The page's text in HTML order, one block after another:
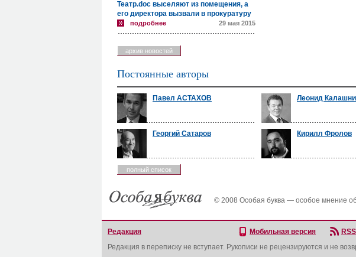
Театр.doc выселяют из помещения, а
его директора вызвали в прокуратуру
подробнее 29 мая 2015
архив новостей
Постоянные авторы
Павел АСТАХОВ Леонид
Георгий Сатаров Кирилл Фролов
полный список
© 2008 Особая буква — особое мнение
Редакция Мобильная версия RSS
Редакция в переписку не вступает. Рукописи не рецензируются и не